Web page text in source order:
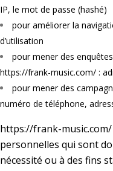
IP, le mot de passe (hashé)
pour améliorer la
d’utilisation
pour mener des
https://frank-music.com/ :
pour mener des
numéro de téléphone,
https://frank-music.com/
personnelles qui sont
nécessité ou à des fins